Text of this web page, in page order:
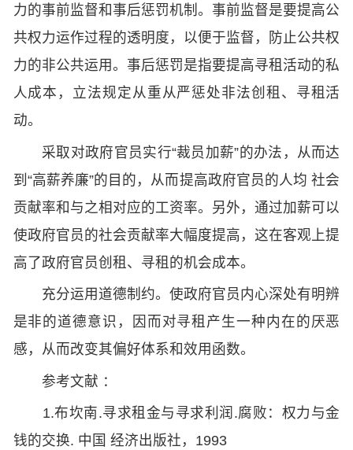
力的事前监督和事后惩罚机制。事前监督是要提高公
共权力运作过程的透明度，以便于监督，防止公共权
力的非公共运用。事后惩罚是指要提高寻租活动的私
人成本，立法规定从重从严惩处非法创租、寻租活
动。
采取对政府官员实行“裁员加薪”的办法，从而达
到“高薪养廉”的目的，从而提高政府官员的人均 社会
贡献率和与之相对应的工资率。另外，通过加薪可以
使政府官员的社会贡献率大幅度提高，这在客观上提
高了政府官员创租、寻租的机会成本。
充分运用道德制约。使政府官员内心深处有明辨
是非的道德意识，因而对寻租产生一种内在的厌恶
感，从而改变其偏好体系和效用函数。
参考文献 ：
1.布坎南.寻求租金与寻求利润.腐败：权力与金
钱的交换. 中国 经济出版社，1993